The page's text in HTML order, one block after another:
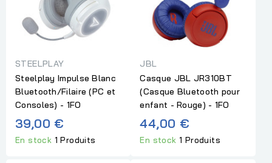
STEELPLAY
Steelplay Impulse Blanc
Bluetooth/Filaire (PC et
Consoles) - 1FO
39,00 €
En stock 1 Produits
JBL
Casque JBL JR310BT
(Casque Bluetooth pour
enfant - Rouge) - 1FO
44,00 €
En stock1 Produits